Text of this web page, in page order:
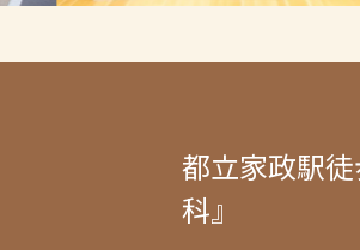
都立家政駅
科』